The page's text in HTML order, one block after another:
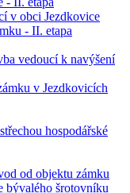
v obci Jezdkovice
- II. etapa
vedoucí k navýšení
v Jezdkovicích
hospodářské
od objektu zámku
bývalého šrotovníku